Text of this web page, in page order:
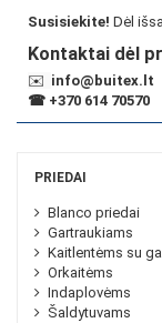
Susisiekite! Dėl
Kontaktai dėl
✉️ info@buitex.lt
☎ +370 614 70570
PRIEDAI
Blanco priedai
Gartraukiams
Kaitlentėms su
Orkaitėms
Indaplovėms
Šaldytuvams